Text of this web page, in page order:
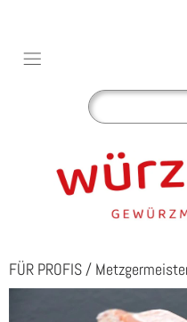
FÜR PROFIS /